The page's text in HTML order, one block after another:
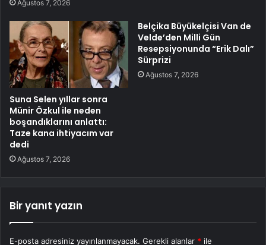
Ağustos 7, 2026
Suna Selen yıllar sonra
Münir Özkul ile neden
boşandıklarını anlattı:
Taze kana ihtiyacım var
dedi
Ağustos 7, 2026
Belçika Büyükelçisi Van de
Velde’den Milli Gün
Resepsiyonunda “Erik Dalı”
Sürprizi
Ağustos 7, 2026
Bir yanıt yazın
E-posta adresiniz yayınlanmayacak. Gerekli alanlar * ile